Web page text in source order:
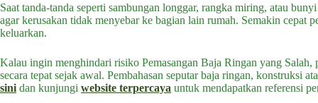
Saat tanda-tanda seperti sambungan longgar, rangka miring, atau
agar kerusakan tidak menyebar ke bagian lain rumah. Semakin cepat
keluarkan.
Kalau ingin menghindari risiko Pemasangan Baja Ringan yang Salah,
secara tepat sejak awal. Pembahasan seputar baja ringan, konstruksi
sini dan kunjungi website terpercaya untuk mendapatkan referensi